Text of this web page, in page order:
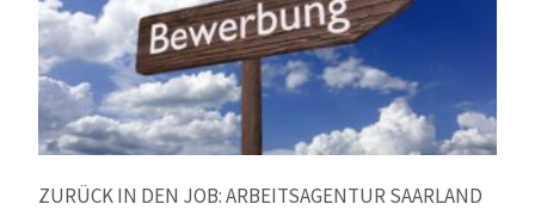
ZURÜCK IN DEN JOB: ARBEITSAGENTUR SAARLAND